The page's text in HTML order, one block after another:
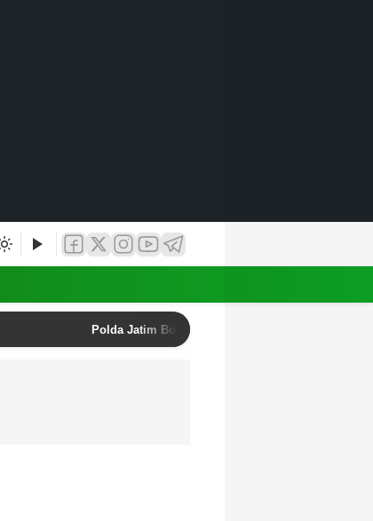
Polda Jatim Bongkar Sindikat Penipuan Online